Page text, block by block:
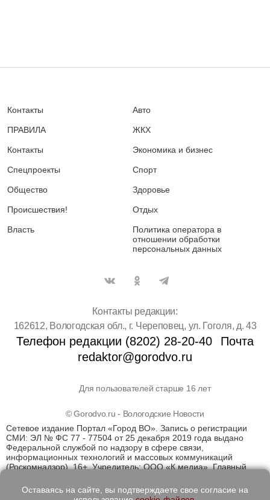
Контакты
ПРАВИЛА
Контакты
Спецпроекты
Общество
Происшествия!
Власть
Авто
ЖКХ
Экономика и бизнес
Спорт
Здоровье
Отдых
Политика оператора в
отношении обработки
персональных данных
Контакты редакции:
162612, Вологодская обл., г. Череповец, ул. Гоголя, д. 43
Телефон редакции (8202) 28-20-40
Почта
redaktor@gorodvo.ru
Для пользователей старше 16 лет
© Gorodvo.ru - Вологодские Новости
Сетевое издание Портал «Город ВО». Запись о регистрации
СМИ: ЭЛ № ФС 77 - 77504 от 25 декабря 2019 года выдано
Федеральной службой по надзору в сфере связи,
информационных технологий и массовых коммуникаций
(Роскомнадзор). 16+. Учредитель: ООО «К медиа». Главный
применяются рекомендательные технологии (информационные
технологии предоставления информации на основе сбора,
Оставаясь на сайте, вы подтверждаете свое согласие на